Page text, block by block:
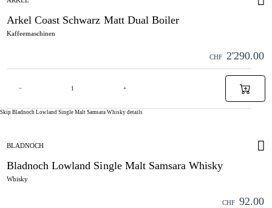
Arkel Coast Schwarz Matt Dual Boiler
Kaffeemaschinen
CHF 2'290.00
− +
Skip Bladnoch Lowland Single Malt Samsara Whisky details
BLADNOCH
Bladnoch Lowland Single Malt Samsara Whisky
Whisky
CHF 92.00